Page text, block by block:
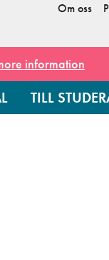
Om oss
information
TILL